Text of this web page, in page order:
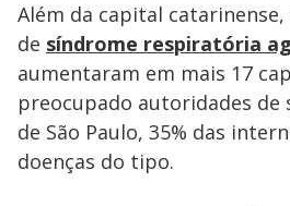
Além da capital catarinense,
de síndrome respiratória
aumentaram em mais 17
preocupado autoridades de
de São Paulo, 35% das
doenças do tipo.